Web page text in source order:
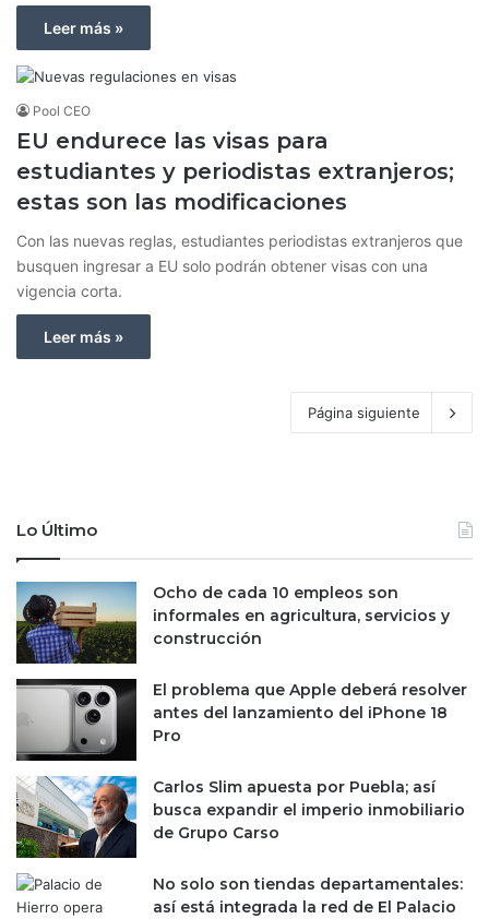
Leer más »
Pool CEO
EU endurece las visas para
estudiantes y periodistas extranjeros;
estas son las modificaciones
Con las nuevas reglas, estudiantes periodistas extranjeros que
busquen ingresar a EU solo podrán obtener visas con una
vigencia corta.
Leer más »
Página siguiente
Lo Último
Ocho de cada 10 empleos son
informales en agricultura, servicios y
construcción
El problema que Apple deberá resolver
antes del lanzamiento del iPhone 18
Pro
Carlos Slim apuesta por Puebla; así
busca expandir el imperio inmobiliario
de Grupo Carso
No solo son tiendas departamentales:
así está integrada la red de El Palacio